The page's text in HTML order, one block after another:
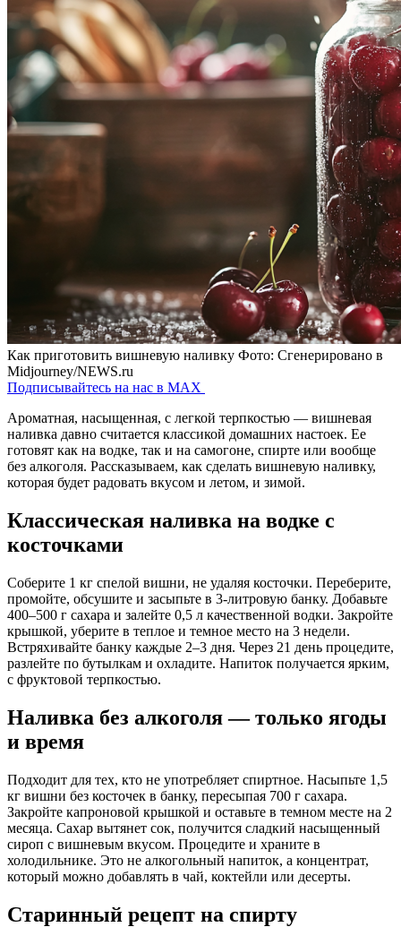
Как приготовить вишневую наливку Фото: Сгенерировано в
Midjourney/NEWS.ru
Подписывайтесь на нас в MAX
Ароматная, насыщенная, с легкой терпкостью — вишневая
наливка давно считается классикой домашних настоек. Ее
готовят как на водке, так и на самогоне, спирте или вообще
без алкоголя. Рассказываем, как сделать вишневую наливку,
которая будет радовать вкусом и летом, и зимой.
Классическая наливка на водке с
косточками
Соберите 1 кг спелой вишни, не удаляя косточки. Переберите,
промойте, обсушите и засыпьте в 3-литровую банку. Добавьте
400–500 г сахара и залейте 0,5 л качественной водки. Закройте
крышкой, уберите в теплое и темное место на 3 недели.
Встряхивайте банку каждые 2–3 дня. Через 21 день процедите,
разлейте по бутылкам и охладите. Напиток получается ярким,
с фруктовой терпкостью.
Наливка без алкоголя — только ягоды
и время
Подходит для тех, кто не употребляет спиртное. Насыпьте 1,5
кг вишни без косточек в банку, пересыпая 700 г сахара.
Закройте капроновой крышкой и оставьте в темном месте на 2
месяца. Сахар вытянет сок, получится сладкий насыщенный
сироп с вишневым вкусом. Процедите и храните в
холодильнике. Это не алкогольный напиток, а концентрат,
который можно добавлять в чай, коктейли или десерты.
Старинный рецепт на спирту